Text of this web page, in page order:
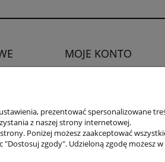
MOJE KONTO
Ulubione
prezentować spersonalizowane
z naszej strony internetowej.
Poniżej możesz zaakceptować
zgody". Udzieloną zgodę